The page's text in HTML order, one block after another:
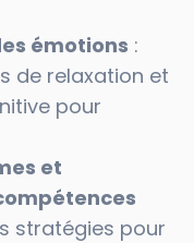
émotions :
de relaxation et
pour
et
stratégies pour